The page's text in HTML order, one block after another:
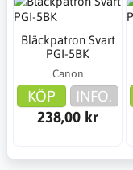
Bläckpatron Svart
PGI-5BK
Canon
KÖP
INFO.
238,00 kr